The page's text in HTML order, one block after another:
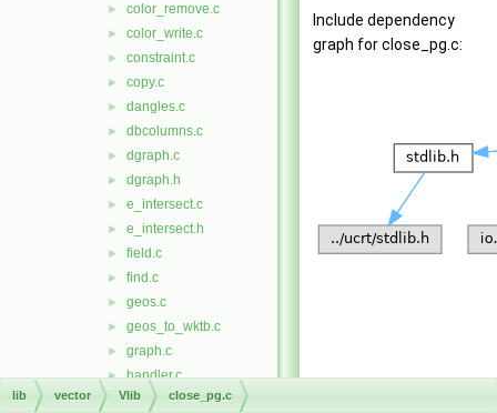
► color_remove.c
► color_write.c
► constraint.c
► copy.c
► dangles.c
► dbcolumns.c
► dgraph.c
► dgraph.h
► e_intersect.c
► e_intersect.h
► field.c
► find.c
► geos.c
► geos_to_wktb.c
► graph.c
► handler.c
► header.c
Include dependency
graph for close_pg.c:
lib vector Vlib close_pg.c